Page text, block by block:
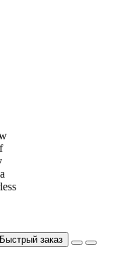
Быстрый заказ